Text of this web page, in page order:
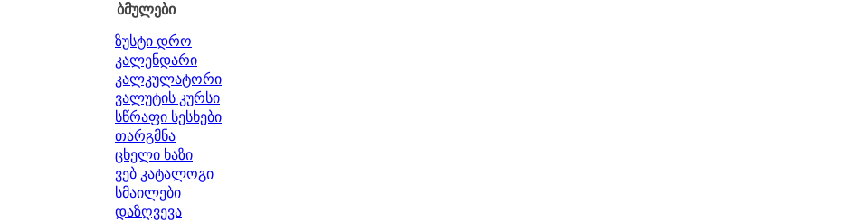
ბმულები
ზუსტი დრო
კალენდარი
კალკულატორი
ვალუტის კურსი
სწრაფი სესხები
თარგმნა
ცხელი ხაზი
ვებ კატალოგი
სმაილები
დაზღვევა